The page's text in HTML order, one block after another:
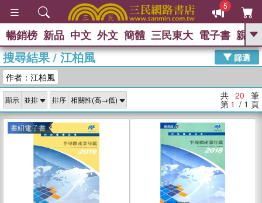
5
GO
暢銷榜 新品 中文 外文 簡體 三民東大 電子書 親子
搜尋結果/江柏風
篩選
作者：江柏風
顯示 排序 共 20 筆
第 1 / 1 頁
書紐電子書